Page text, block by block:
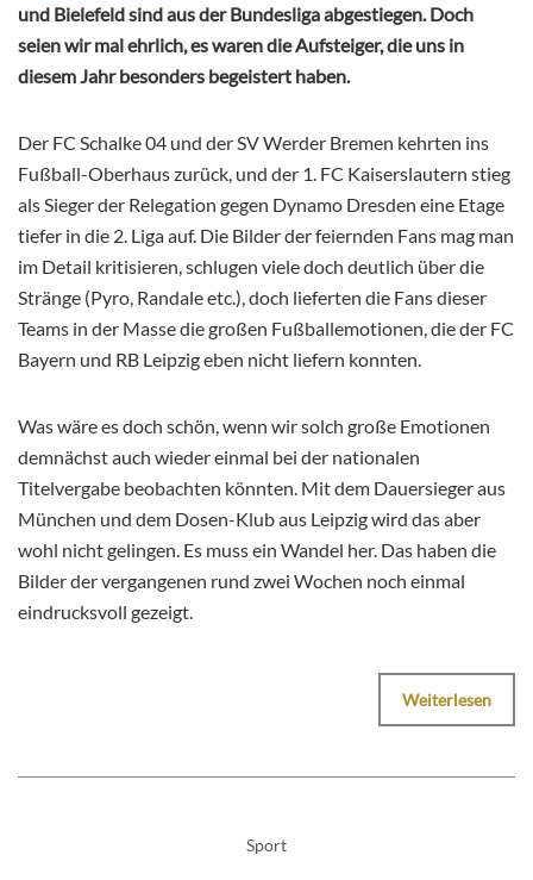
und Bielefeld sind aus der Bundesliga abgestiegen. Doch
seien wir mal ehrlich, es waren die Aufsteiger, die uns in
diesem Jahr besonders begeistert haben.
Der FC Schalke 04 und der SV Werder Bremen kehrten ins
Fußball-Oberhaus zurück, und der 1. FC Kaiserslautern stieg
als Sieger der Relegation gegen Dynamo Dresden eine Etage
tiefer in die 2. Liga auf. Die Bilder der feiernden Fans mag man
im Detail kritisieren, schlugen viele doch deutlich über die
Stränge (Pyro, Randale etc.), doch lieferten die Fans dieser
Teams in der Masse die großen Fußballemotionen, die der FC
Bayern und RB Leipzig eben nicht liefern konnten.
Was wäre es doch schön, wenn wir solch große Emotionen
demnächst auch wieder einmal bei der nationalen
Titelvergabe beobachten könnten. Mit dem Dauersieger aus
München und dem Dosen-Klub aus Leipzig wird das aber
wohl nicht gelingen. Es muss ein Wandel her. Das haben die
Bilder der vergangenen rund zwei Wochen noch einmal
eindrucksvoll gezeigt.
Weiterlesen
Sport